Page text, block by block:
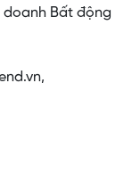
Bất động